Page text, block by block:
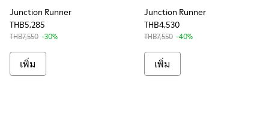
Junction Runner
THB5,285
THB7,550 -30%
เพิ่ม
Junction Runner
THB4,530
THB7,550 -40%
เพิ่ม